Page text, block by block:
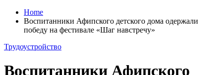
Home
Воспитанники Афипского детского дома одержали
победу на фестивале «Шаг навстречу»
Трудоустройство
Воспитанники Афипского